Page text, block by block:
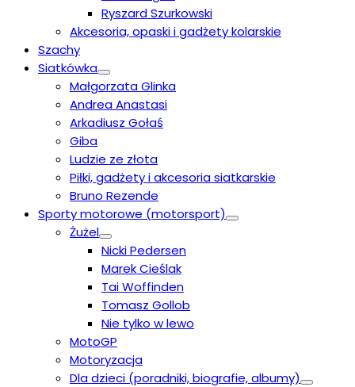
Ryszard Szurkowski
Akcesoria, opaski i gadżety kolarskie
Szachy
Siatkówka
Małgorzata Glinka
Andrea Anastasi
Arkadiusz Gołaś
Giba
Ludzie ze złota
Piłki, gadżety i akcesoria siatkarskie
Bruno Rezende
Sporty motorowe (motorsport)
Żużel
Nicki Pedersen
Marek Cieślak
Tai Woffinden
Tomasz Gollob
Nie tylko w lewo
MotoGP
Motoryzacja
Dla dzieci (poradniki, biografie, albumy)